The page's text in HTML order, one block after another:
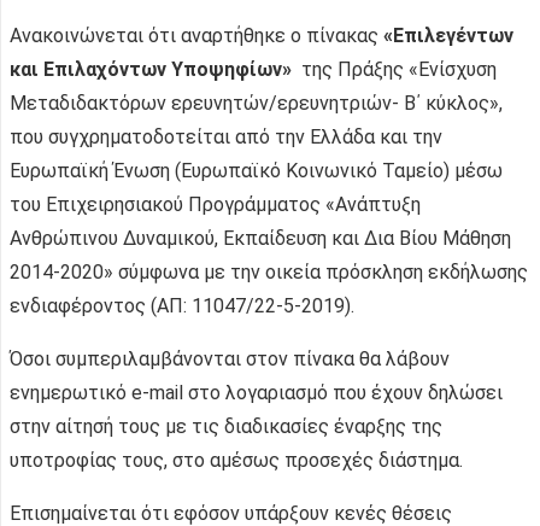
Ανακοινώνεται ότι αναρτήθηκε ο πίνακας «Επιλεγέντων
και Επιλαχόντων Υποψηφίων» της Πράξης «Ενίσχυση
Μεταδιδακτόρων ερευνητών/ερευνητριών- Β΄ κύκλος»,
που συγχρηματοδοτείται από την Ελλάδα και την
Ευρωπαϊκή Ένωση (Ευρωπαϊκό Κοινωνικό Ταμείο) μέσω
του Επιχειρησιακού Προγράμματος «Ανάπτυξη
Ανθρώπινου Δυναμικού, Εκπαίδευση και Δια Βίου Μάθηση
2014-2020» σύμφωνα με την οικεία πρόσκληση εκδήλωσης
ενδιαφέροντος (ΑΠ: 11047/22-5-2019).
Όσοι συμπεριλαμβάνονται στον πίνακα θα λάβουν
ενημερωτικό e-mail στο λογαριασμό που έχουν δηλώσει
στην αίτησή τους με τις διαδικασίες έναρξης της
υποτροφίας τους, στο αμέσως προσεχές διάστημα.
Επισημαίνεται ότι εφόσον υπάρξουν κενές θέσεις